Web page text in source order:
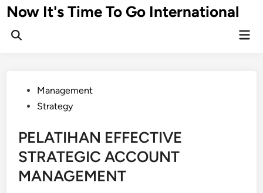
Skip
to
content
Now It's Time To Go International
PostedManagement
Strategy
PELATIHAN EFFECTIVE
STRATEGIC ACCOUNT
MANAGEMENT